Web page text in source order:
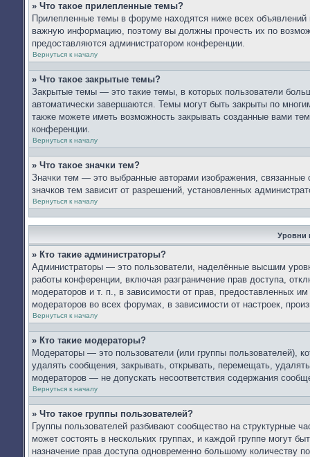
» Что такое прилепленные темы?
Прилепленные темы в форуме находятся ниже всех объявлений
важную информацию, поэтому вы должны прочесть их по
предоставляются администратором конференции.
Вернуться к началу
» Что такое закрытые темы?
Закрытые темы — это такие темы, в которых пользователи
автоматически завершаются. Темы могут быть закрыты по
также можете иметь возможность закрывать созданные вами
конференции.
Вернуться к началу
» Что такое значки тем?
Значки тем — это выбранные авторами изображения,
значков тем зависит от разрешений, установленных
Вернуться к началу
Уровни
» Кто такие администраторы?
Администраторы — это пользователи, наделённые высшим
работы конференции, включая разграничение прав доступа,
модераторов и т. п., в зависимости от прав, предоставленных
модераторов во всех форумах, в зависимости от настроек,
Вернуться к началу
» Кто такие модераторы?
Модераторы — это пользователи (или группы пользователей),
удалять сообщения, закрывать, открывать, перемещать,
модераторов — не допускать несоответствия содержания
Вернуться к началу
» Что такое группы пользователей?
Группы пользователей разбивают сообщество на структурные
может состоять в нескольких группах, и каждой группе могут
назначение прав доступа одновременно большому количеству